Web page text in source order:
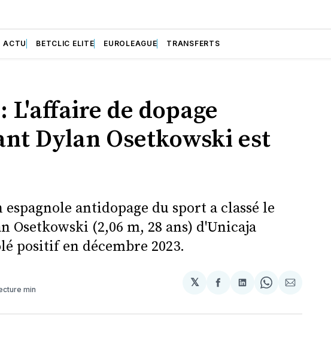
ACTU BETCLIC ELITE EUROLEAGUE TRANSFERTS
L'affaire de dopage
Dylan Osetkowski est
espagnole antidopage du sport a classé le
Osetkowski (2,06 m, 28 ans) d'Unicaja
positif en décembre 2023.
min
𝕏
Partager
Facebook
Partager
LinkedIn
Share
WhatsApp
Partager
Courriel